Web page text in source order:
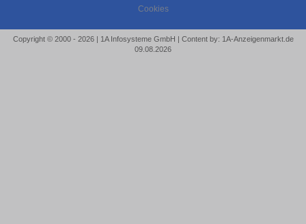
Cookies
Copyright © 2000 - 2026 | 1A Infosysteme GmbH | Content by: 1A-Anzeigenmarkt.de
09.08.2026